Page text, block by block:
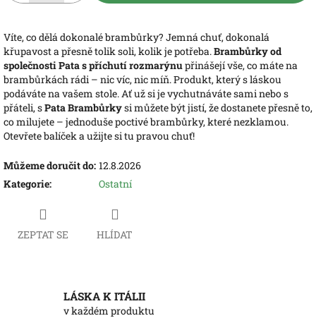
Víte, co dělá dokonalé brambůrky? Jemná chuť, dokonalá
křupavost a přesně tolik soli, kolik je potřeba.Brambůrky od
společnosti Pata s příchutí rozmarýnu přinášejí vše, co máte na
brambůrkách rádi – nic víc, nic míň. Produkt, který s láskou
podáváte na vašem stole. Ať už si je vychutnáváte sami nebo s
přáteli, sPata Brambůrkysi můžete být jistí, že dostanete přesně to,
co milujete – jednoduše poctivé brambůrky, které nezklamou.
Otevřete balíček a užijte si tu pravou chuť!
Můžeme doručit do: 12.8.2026
Kategorie: Ostatní
ZEPTAT SE HLÍDAT
LÁSKA K ITÁLII
v každém produktu